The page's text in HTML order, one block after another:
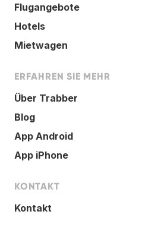
Flugangebote
Hotels
Mietwagen
ERFAHREN SIE MEHR
Über Trabber
Blog
App Android
App iPhone
KONTAKT
Kontakt